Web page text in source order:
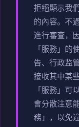
拒絕顯示我
的內容。不
進行審查，
「服務」的
告、行政监
接收其中某
「服務」可
會分散注意
務」，以免